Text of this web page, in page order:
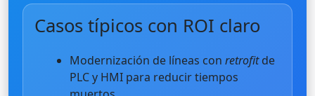
Casos típicos con ROI claro
Modernización de líneas con retrofitde
PLC y HMI para reducir tiempos